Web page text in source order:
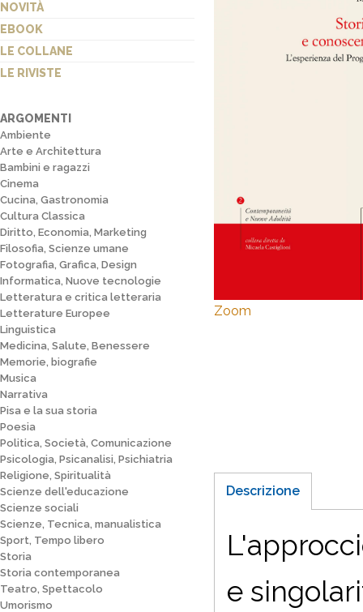
NOVITÀ
EBOOK
LE COLLANE
LE RIVISTE
ARGOMENTI
Ambiente
Arte e Architettura
Bambini e ragazzi
Cinema
Cucina, Gastronomia
Cultura Classica
Diritto, Economia, Marketing
Filosofia, Scienze umane
Fotografia, Grafica, Design
Informatica, Nuove tecnologie
Letteratura e critica letteraria
Letterature Europee
Linguistica
Medicina, Salute, Benessere
Memorie, biografie
Musica
Narrativa
Pisa e la sua storia
Poesia
Politica, Società, Comunicazione
Psicologia, Psicanalisi, Psichiatria
Religione, Spiritualità
Scienze dell'educazione
Scienze sociali
Scienze, Tecnica, manualistica
Sport, Tempo libero
Storia
Storia contemporanea
Teatro, Spettacolo
Umorismo
Zoom
Descrizione
e